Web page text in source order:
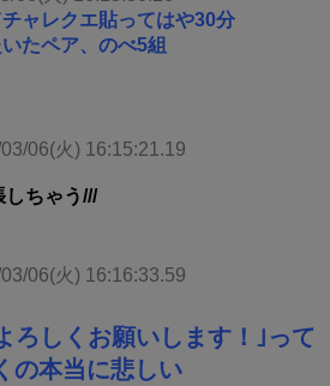
ャレクエ貼ってはや30分
たペア、のべ5組
06(火) 16:15:21.19
ちゃう///
06(火) 16:16:33.59
ろしくお願いします！｣って
の本当に悲しい